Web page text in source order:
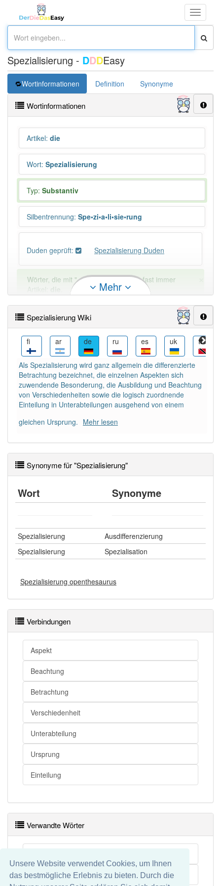
Unsere Website verwendet Cookies, um Ihnen
das bestmögliche Erlebnis zu bieten. Durch die
Toggle
Spezialisierung - DDDEasy
Wortinformationen Definition Synonyme
Wortinformationen
Artikel: die
Wort: Spezialisierung
Typ: Substantiv
Silbentrennung: Spe•zi•a•li•sie•rung
Duden geprüft: Spezialisierung Duden
Wörter, die mit "-ung" enden, haben fast immer
Artikel:
die
DER: Ausnahmen
Beispiele
DIE:
11 043
DAS:
Ausnahmen Beispiele
PowerIndex:3
Wörter mit Endung-spezialisierung: 1
Wörter mit Endung-spezialisierung
anderen Artikeldie: 0
96% unserer Spielapp-Nutzer haben den Artikel
Mehr
Spezialisierung Wiki
fi ar de ru es uk tt
Als Spezialisierung wird ganz allgemein die differenzierte
Betrachtung bezeichnet, die einzelnen Aspekten sich
zuwendende Besonderung, die Ausbildung und Beachtung
von Verschiedenheiten sowie die logisch zuordnende
Einteilung in Unterabteilungen ausgehend von einem
gleichen Ursprung. Mehr lesen
Synonyme für "Spezialisierung"
Wort Synonyme
Spezialisierung
Ausdifferenzierung
Spezialisierung
Spezialisation
Spezialisierung openthesaurus
Verbindungen
Aspekt
Beachtung
Betrachtung
Verschiedenheit
Unterabteilung
Ursprung
Einteilung
Verwandte Wörter
Überspezialisierung